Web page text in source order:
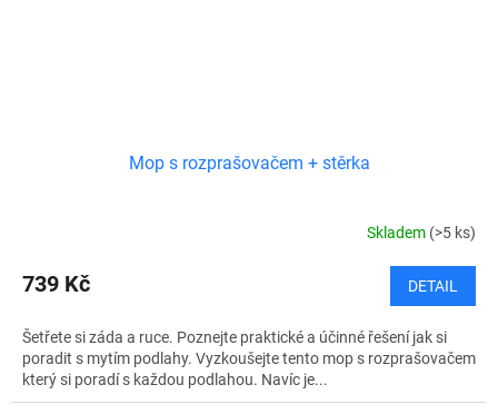
Mop s rozprašovačem + stěrka
Skladem (>5 ks)
739 Kč DETAIL
Šetřete si záda a ruce. Poznejte praktické a účinné řešení jak si
poradit s mytím podlahy. Vyzkoušejte tento mop s rozprašovačem
který si poradí s každou podlahou. Navíc je...